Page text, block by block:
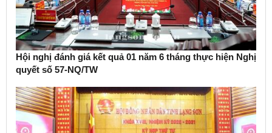
Hội nghị đánh giá kết quả 01 năm 6 tháng thực hiện Nghị
quyết số 57-NQ/TW